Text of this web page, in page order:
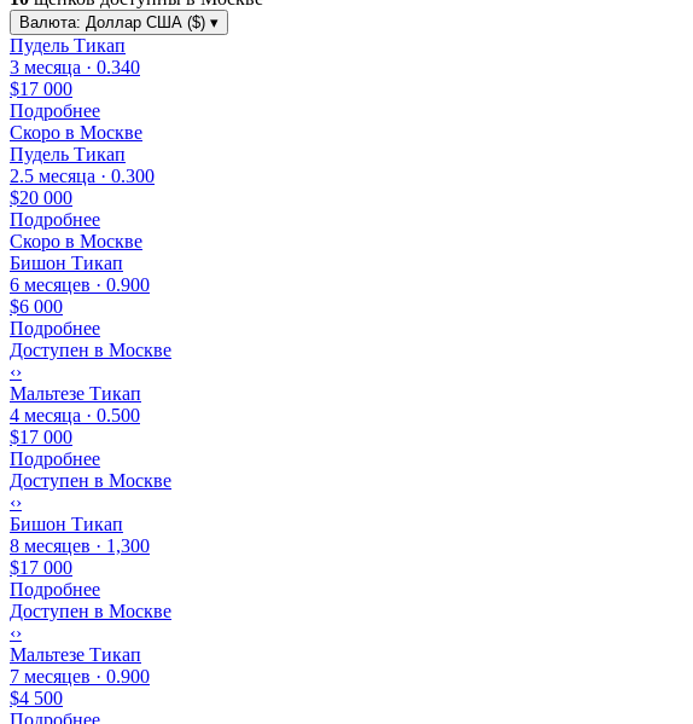
Валюта: Доллар США ($) ▾
Пудель Тикап
3 месяца · 0.340
$17 000
Подробнее
Скоро в Москве
Пудель Тикап
2.5 месяца · 0.300
$20 000
Подробнее
Скоро в Москве
Бишон Тикап
6 месяцев · 0.900
$6 000
Подробнее
Доступен в Москве
‹›
Мальтезе Тикап
4 месяца · 0.500
$17 000
Подробнее
Доступен в Москве
‹›
Бишон Тикап
8 месяцев · 1,300
$17 000
Подробнее
Доступен в Москве
‹›
Мальтезе Тикап
7 месяцев · 0.900
$4 500